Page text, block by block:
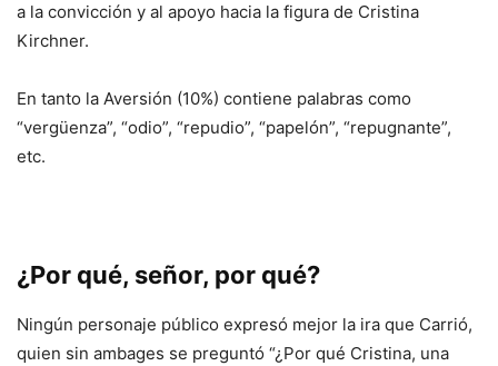
a la convicción y al apoyo hacia la figura de Cristina
Kirchner.
En tanto la Aversión (10%) contiene palabras como
“vergüenza”, “odio”, “repudio”, “papelón”, “repugnante”,
etc.
¿Por qué, señor, por qué?
Ningún personaje público expresó mejor la ira que Carrió,
quien sin ambages se preguntó “¿Por qué Cristina, una